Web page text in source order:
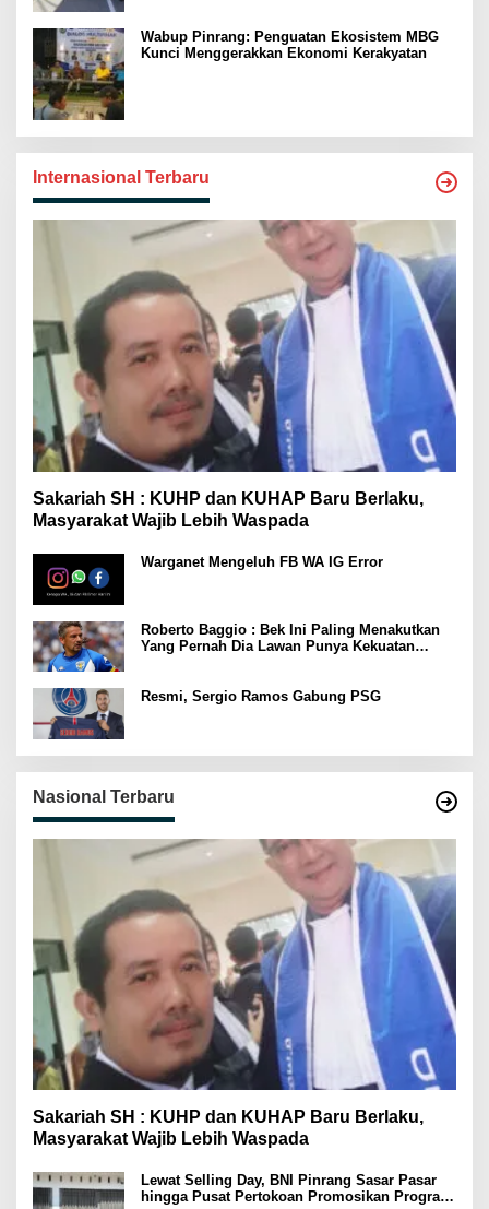
Wabup Pinrang: Penguatan Ekosistem MBG
Kunci Menggerakkan Ekonomi Kerakyatan
Internasional Terbaru
Sakariah SH : KUHP dan KUHAP Baru Berlaku,
Masyarakat Wajib Lebih Waspada
Warganet Mengeluh FB WA IG Error
Roberto Baggio : Bek Ini Paling Menakutkan
Yang Pernah Dia Lawan Punya Kekuatan
Resmi, Sergio Ramos Gabung PSG
Nasional Terbaru
Sakariah SH : KUHP dan KUHAP Baru Berlaku,
Masyarakat Wajib Lebih Waspada
Lewat Selling Day, BNI Pinrang Sasar Pasar
hingga Pusat Pertokoan Promosikan Program